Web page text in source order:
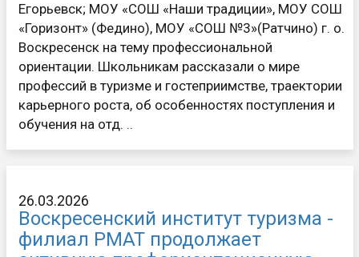
Егорьевск; МОУ «СОШ «Наши традиции», МОУ СОШ
«Горизонт» (Федино), МОУ «СОШ №3»(Ратчино) г. о.
Воскресенск на тему профессиональной
ориентации. Школьникам рассказали о мире
профессий в туризме и гостеприимстве, траектории
карьерного роста, об особенностях поступления и
обучения на отд. ..
26.03.2026
Воскресенский институт туризма -
филиал РМАТ продолжает